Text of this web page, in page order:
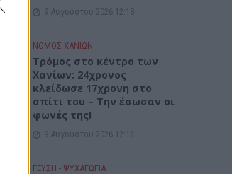
9 Αυγούστου 2026 12:18
ΝΟΜΌΣ ΧΑΝΊΩΝ
Τρόμος στο κέντρο των
Χανίων: 24χρονος
κλείδωσε 17χρονη στο
σπίτι του – Την έσωσαν οι
φωνές της!
9 Αυγούστου 2026 12:13
ΓΕΎΣΗ - ΨΥΧΑΓΩΓΊΑ